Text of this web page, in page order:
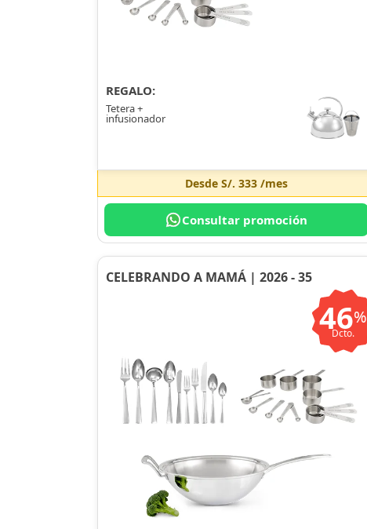
REGALO:
Tetera +
infusionador
Desde S/. 333/mes
Consultar promoción
CELEBRANDO A MAMÁ | 2026 - 35
46%
Dcto.